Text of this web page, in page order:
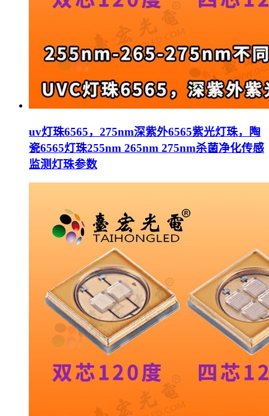
uv灯珠6565，275nm深紫外6565紫光灯珠，陶
瓷6565灯珠255nm 265nm 275nm杀菌净化传感
监测灯珠参数